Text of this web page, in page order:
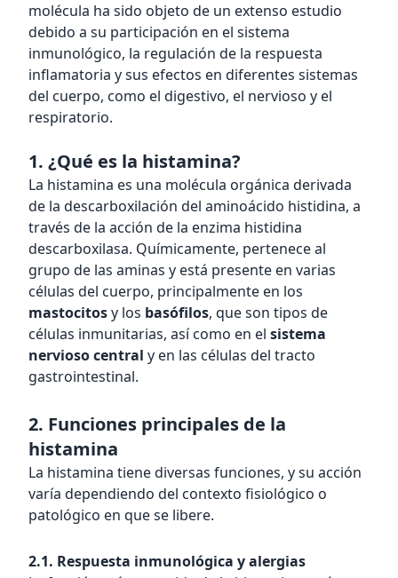
molécula ha sido objeto de un extenso estudio
debido a su participación en el sistema
inmunológico, la regulación de la respuesta
inflamatoria y sus efectos en diferentes sistemas
del cuerpo, como el digestivo, el nervioso y el
respiratorio.
1. ¿Qué es la histamina?
La histamina es una molécula orgánica derivada
de la descarboxilación del aminoácido histidina, a
través de la acción de la enzima histidina
descarboxilasa. Químicamente, pertenece al
grupo de las aminas y está presente en varias
células del cuerpo, principalmente en los
mastocitosy los basófilos, que son tipos de
células inmunitarias, así como en el sistema
nervioso central y en las células del tracto
gastrointestinal.
2. Funciones principales de la
histamina
La histamina tiene diversas funciones, y su acción
varía dependiendo del contexto fisiológico o
patológico en que se libere.
2.1. Respuesta inmunológica y alergias